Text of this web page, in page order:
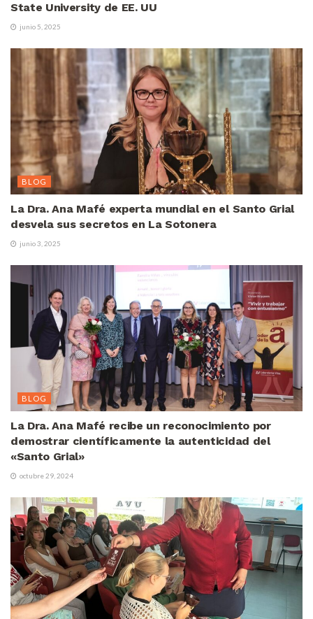
State University de EE. UU
junio 5, 2025
BLOG
La Dra. Ana Mafé experta mundial en el Santo Grial
desvela sus secretos en La Sotonera
junio 3, 2025
BLOG
La Dra. Ana Mafé recibe un reconocimiento por
demostrar científicamente la autenticidad del
«Santo Grial»
octubre 29, 2024